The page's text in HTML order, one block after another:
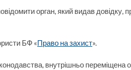
орган, який видав довідку,
БФ «Право на захист».
внутрішньо